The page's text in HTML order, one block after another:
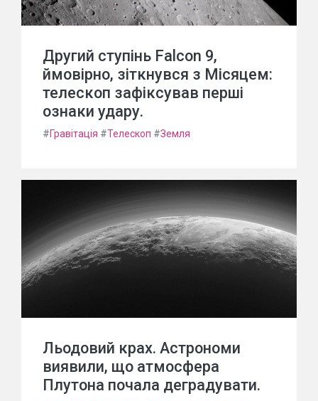
Другий ступінь Falcon 9,
ймовірно, зіткнувся з Місяцем:
телескоп зафіксував перші
ознаки удару.
#Гравітація #Телескоп #Земля
Льодовий крах. Астрономи
виявили, що атмосфера
Плутона почала деградувати.